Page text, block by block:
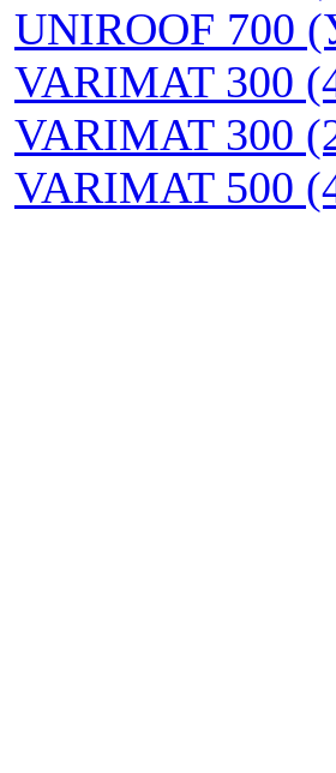
UNIROOF 700
VARIMAT 300
VARIMAT 300
VARIMAT 500